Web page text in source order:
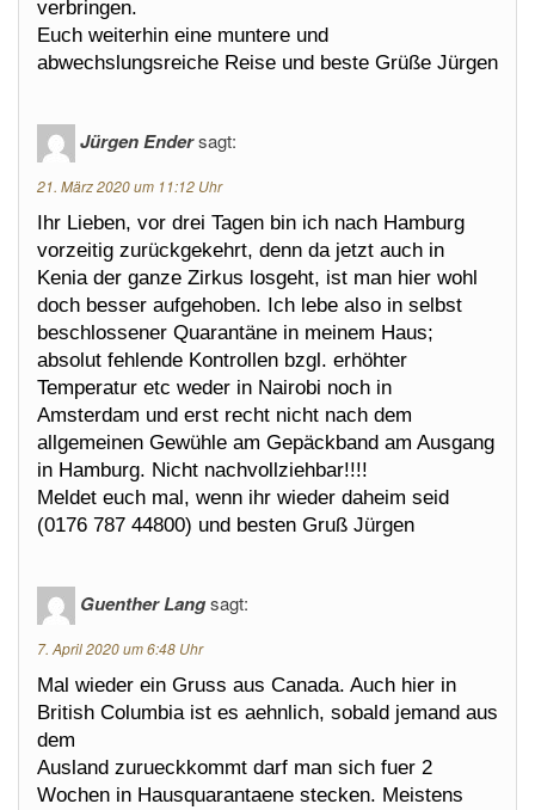
verbringen.
Euch weiterhin eine muntere und
abwechslungsreiche Reise und beste Grüße Jürgen
Jürgen Endersagt:
21. März 2020 um 11:12 Uhr
Ihr Lieben, vor drei Tagen bin ich nach Hamburg
vorzeitig zurückgekehrt, denn da jetzt auch in
Kenia der ganze Zirkus losgeht, ist man hier wohl
doch besser aufgehoben. Ich lebe also in selbst
beschlossener Quarantäne in meinem Haus;
absolut fehlende Kontrollen bzgl. erhöhter
Temperatur etc weder in Nairobi noch in
Amsterdam und erst recht nicht nach dem
allgemeinen Gewühle am Gepäckband am Ausgang
in Hamburg. Nicht nachvollziehbar!!!!
Meldet euch mal, wenn ihr wieder daheim seid
(0176 787 44800) und besten Gruß Jürgen
Guenther Langsagt:
7. April 2020 um 6:48 Uhr
Mal wieder ein Gruss aus Canada. Auch hier in
British Columbia ist es aehnlich, sobald jemand aus
dem
Ausland zurueckkommt darf man sich fuer 2
Wochen in Hausquarantaene stecken. Meistens